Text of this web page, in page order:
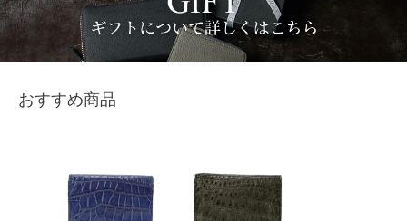
おすすめ商品